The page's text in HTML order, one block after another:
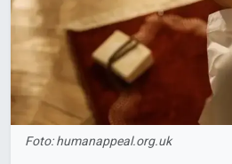
Foto: humanappeal.org.uk